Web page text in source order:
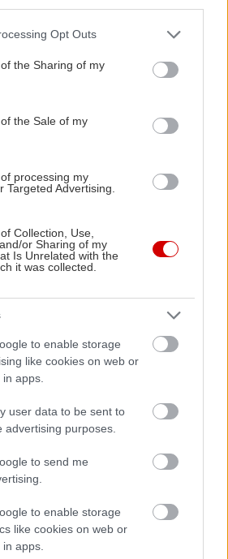
app uses one or more Google
or usage behaviour. You may click to
to Google and its third-party tags to
specified purposes in below Google
Opt Outs
the Sharing of my
the Sale of my
processing my
Targeted Advertising.
Collection, Use,
or Sharing of my
Is Unrelated with the
it was collected.
to enable storage
like cookies on web or
apps.
user data to be sent to
advertising purposes.
to send me
to enable storage
like cookies on web or
apps.
την ατμόσφαιρα
όλα μαζί κάμπινγκ, ο Κριός
θα έτρωγε, ο Δίδυμος θα
θα φρόντιζε, ο Λέων θα
θα γοήτευε, ο Τοξότης
θα σχεδίαζε, ο
και οι Ιχθύες θα